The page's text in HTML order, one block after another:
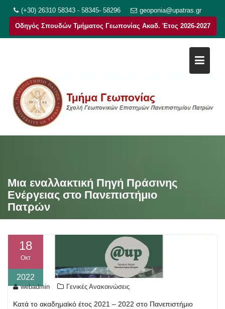
στο
περιεχόμενο
(+30) 26310 58343 - 58345- 58296 geoponia@upatras.gr
Οδηγός Σπουδών Τμήματος Γεωπονίας Ακαδ. Έτος 2026-2027
Μια εναλλακτική Πηγή Πράσινης
Ενέργειας στο Πανεπιστήμιο
Πατρών
18
Οκτ
2022
webadmin Γενικές Ανακοινώσεις
Κατά το ακαδημαϊκό έτος 2021 – 2022 στο Πανεπιστήμιο